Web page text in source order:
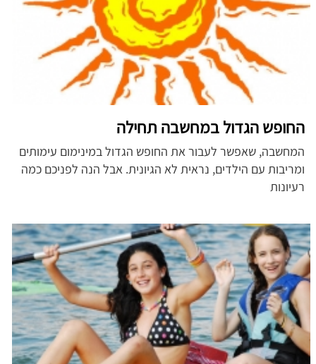
החופש הגדול במחשבה תחילה
המחשבה, שאפשר לעבור את החופש הגדול במינימום עימותים
ומריבות עם הילדים, נראית לא הגיונית. אבל הנה לפניכם כמה
רעיונות